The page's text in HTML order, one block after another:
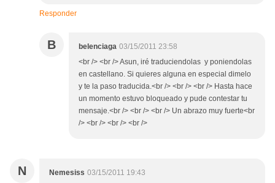
Responder
B belenciaga 03/15/2011 23:58
<br /> <br /> Asun, iré traduciendolas y poniendolas
en castellano. Si quieres alguna en especial dimelo
y te la paso traducida.<br /> <br /> <br /> Hasta hace
un momento estuvo bloqueado y pude contestar tu
mensaje.<br /> <br /> <br /> Un abrazo muy fuerte<br
/> <br /> <br /> <br />
N Nemesiss 03/15/2011 19:43